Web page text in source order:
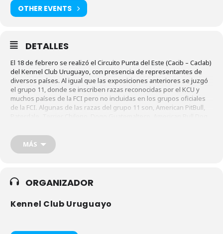
OTHER EVENTS
DETALLES
El 18 de febrero se realizó el Circuito Punta del Este (Cacib – Caclab)
del Kennel Club Uruguayo, con presencia de representantes de
diversos países. Al igual que las exposiciones anteriores se juzgó
el grupo 11, donde se inscriben razas reconocidas por el KCU y
muchos países de la FCI pero no incluidas en los grupos oficiales
de la FCI. Algunas de las razas del grupo 11 son, American PitBull,
Veadeiro Pampeano, etc.
MÁS
ORGANIZADOR
Kennel Club Uruguayo